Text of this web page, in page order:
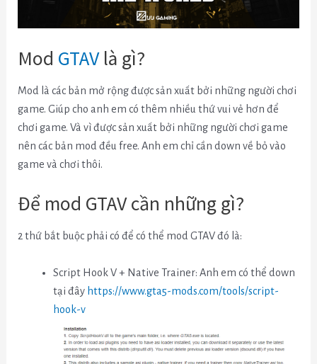
Mod GTAVlà gì?
Mod là các bản mở rộng được sản xuất bởi những người chơi
game. Giúp cho anh em có thêm nhiều thứ vui vẻ hơn để
chơi game. Và vì được sản xuất bởi những người chơi game
nên các bản mod đều free. Anh em chỉ cần down về bỏ vào
game và chơi thôi.
Để mod GTAV cần những gì?
2 thứ bắt buộc phải có để có thể mod GTAV đó là:
Script Hook V + Native Trainer: Anh em có thể down
tại đây https://www.gta5-mods.com/tools/script-
hook-v